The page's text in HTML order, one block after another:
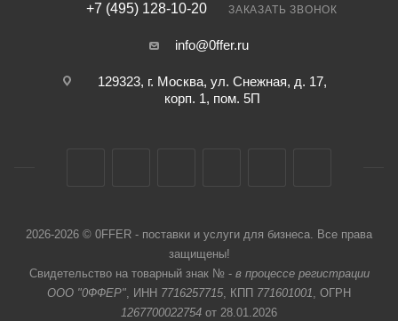
+7 (495) 128-10-20 ЗАКАЗАТЬ ЗВОНОК
info@0ffer.ru
129323, г. Москва, ул. Снежная, д. 17,
корп. 1, пом. 5П
2026-2026 © 0FFER - поставки и услуги для бизнеса. Все права
защищены!
Свидетельство на товарный знак № - в процессе регистрации
ООО "0ФФЕР", ИНН 7716257715, КПП 771601001, ОГРН
1267700022754 от 28.01.2026